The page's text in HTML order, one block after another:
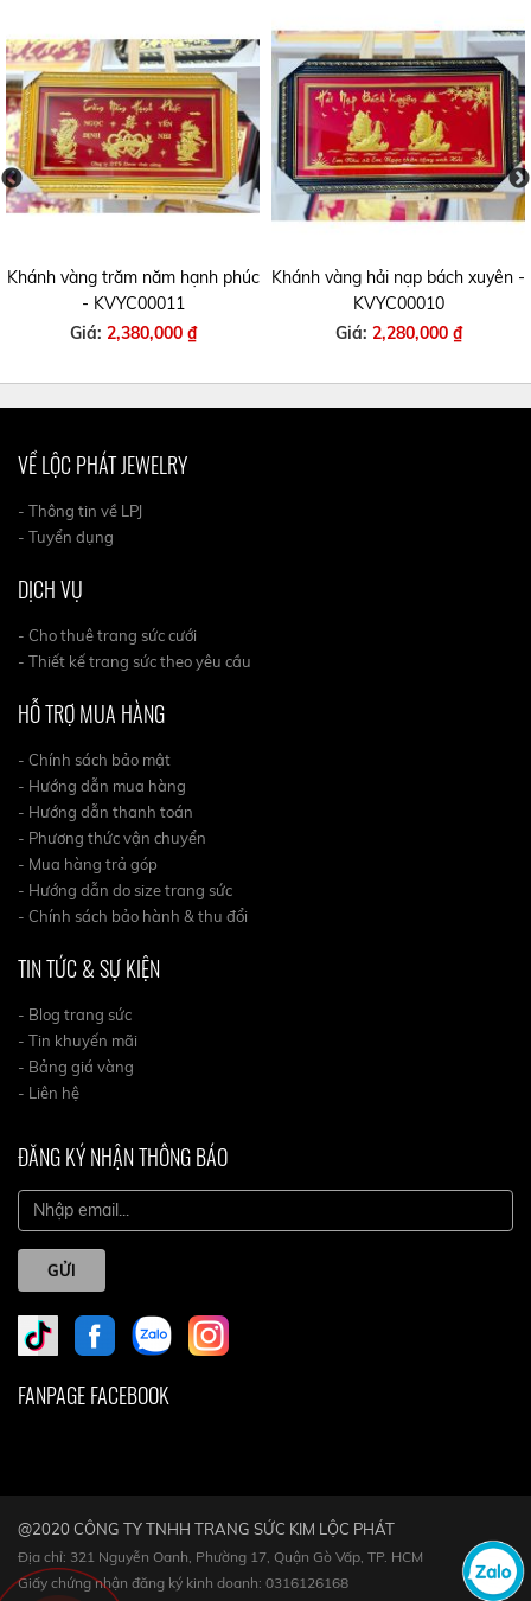
Khánh vàng trăm năm hạnh phúc
- KVYC00011
Giá: 2,380,000 ₫
Khánh vàng hải nạp bách xuyên -
KVYC00010
Giá: 2,280,000 ₫
VỀ LỘC PHÁT JEWELRY
- Thông tin về LPJ
- Tuyển dụng
DỊCH VỤ
- Cho thuê trang sức cưới
- Thiết kế trang sức theo yêu cầu
HỖ TRỢ MUA HÀNG
- Chính sách bảo mật
- Hướng dẫn mua hàng
- Hướng dẫn thanh toán
- Phương thức vận chuyển
- Mua hàng trả góp
- Hướng dẫn do size trang sức
- Chính sách bảo hành & thu đổi
TIN TỨC & SỰ KIỆN
- Blog trang sức
- Tin khuyến mãi
- Bảng giá vàng
- Liên hệ
ĐĂNG KÝ NHẬN THÔNG BÁO
GỬI
FANPAGE FACEBOOK
@2020 CÔNG TY TNHH TRANG SỨC KIM LỘC PHÁT
Địa chỉ: 321 Nguyễn Oanh, Phường 17, Quận Gò Vấp, TP. HCM
Giấy chứng nhận đăng ký kinh doanh: 0316126168